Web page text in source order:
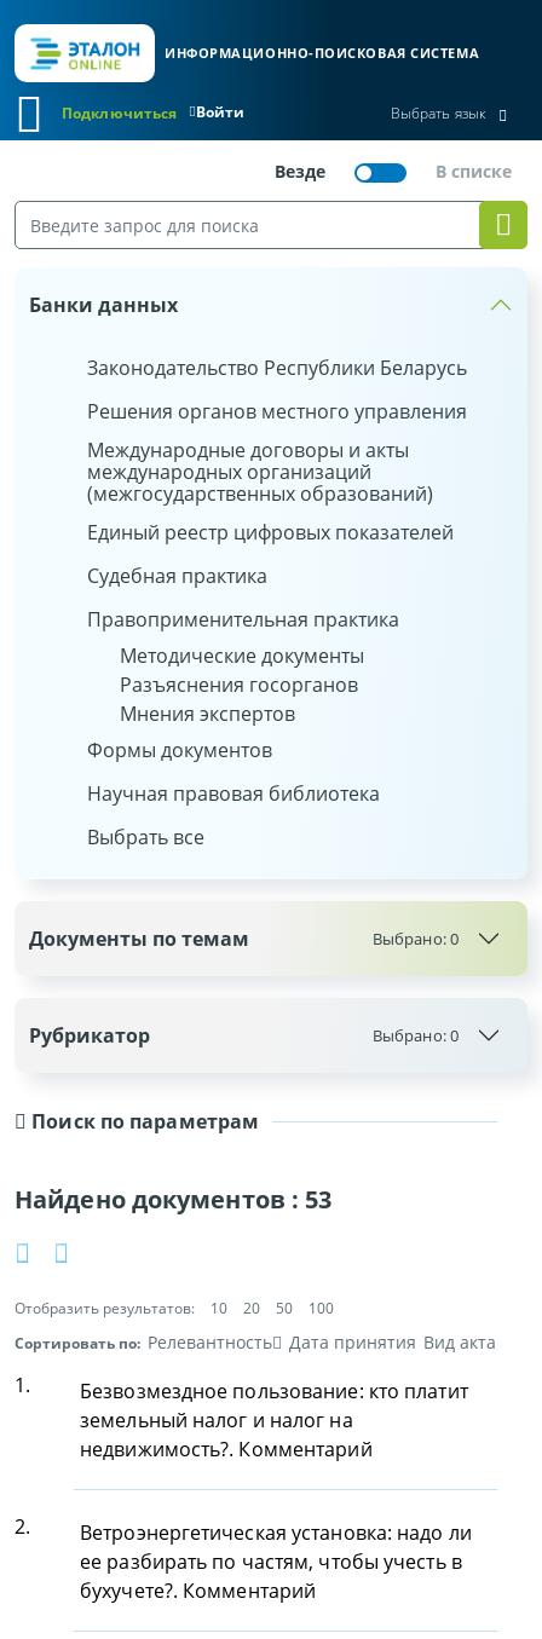
ИНФОРМАЦИОННО-ПОИСКОВАЯ СИСТЕМА
Войти
Подключиться Выбрать язык
Поиск по параметрам
Найдено документов : 53
Отобразить результатов: 10 20 50
100
Сортировать по: Релевантность Дата принятия Вид акта
1.
Безвозмездное пользование: кто платит
земельный налог и налог на
недвижимость?. Комментарий
2.
Ветроэнергетическая установка: надо ли
ее разбирать по частям, чтобы учесть в
бухучете?. Комментарий
Банки данных
Законодательство Республики Беларусь
Решения органов местного управления
Международные договоры и акты
международных организаций
(межгосударственных образований)
Единый реестр цифровых показателей
Судебная практика
Правоприменительная практика
Методические документы
Разъяснения госорганов
Мнения экспертов
Формы документов
Научная правовая библиотека
Выбрать все
Документы по темам Выбрано:0
Рубрикатор Выбрано:0